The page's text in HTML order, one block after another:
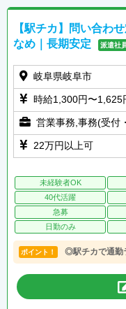
【駅チカ】問い合わ
なめ｜長期安定
派遣社
岐阜県岐阜市
時給1,300円〜1,625
営業事務,事務(受付
22万円以上可
未経験者OK
40代活躍
急募
日勤のみ
ポイント！ ◎駅チカで通勤